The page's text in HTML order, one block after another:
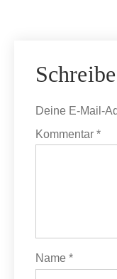
Deine E-Mail-
Kommentar *
Name *